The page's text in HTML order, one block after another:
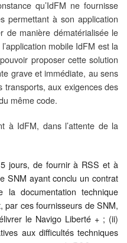
qu’IdFM ne fournisse
permettant à son application
de manière dématérialisée le
mobile IdFM est la
proposer cette solution
grave et immédiate, au sens
transports, aux exigences des
même code.
à IdFM, dans l’attente de la
jours, de fournir à RSS et à
SNM ayant conclu un contrat
documentation technique
par ces fournisseurs de SNM,
le Navigo Liberté + ; (ii)
aux difficultés techniques